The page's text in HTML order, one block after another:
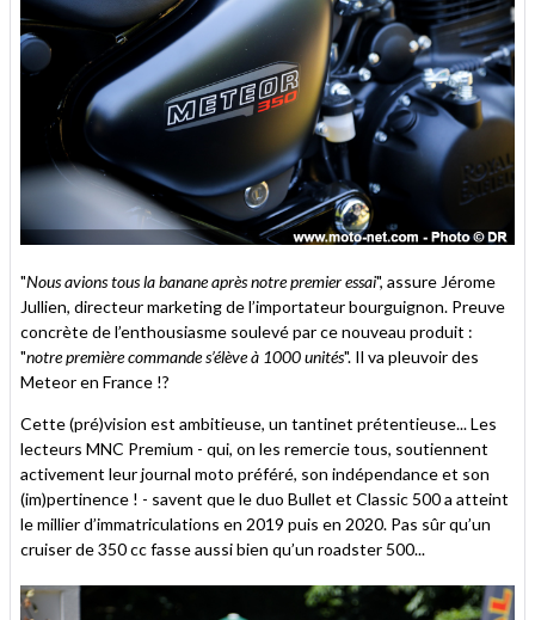
"Nous avions tous la banane après notre premier essai", assure Jérome
Jullien, directeur marketing de l’importateur bourguignon. Preuve
concrète de l’enthousiasme soulevé par ce nouveau produit :
"notre première commande s’élève à 1000 unités". Il va pleuvoir des
Meteor en France !?
Cette (pré)vision est ambitieuse, un tantinet prétentieuse... Les
lecteurs MNC Premium - qui, on les remercie tous, soutiennent
activement leur journal moto préféré, son indépendance et son
(im)pertinence ! - savent que le duo Bullet et Classic 500 a atteint
le millier d’immatriculations en 2019 puis en 2020. Pas sûr qu’un
cruiser de 350 cc fasse aussi bien qu’un roadster 500...